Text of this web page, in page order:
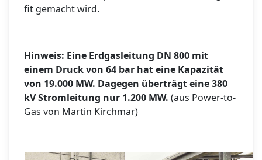
fit gemacht wird.
Hinweis: Eine Erdgasleitung DN 800 mit
einem Druck von 64 bar hat eine Kapazität
von 19.000 MW. Dagegen überträgt eine 380
kV Stromleitung nur 1.200 MW. (aus Power-to-
Gas von Martin Kirchmar)